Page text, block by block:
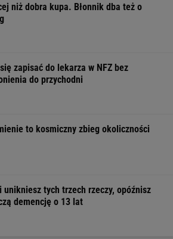
niż dobra kupa. Błonnik dba też o
zapisać do lekarza w NFZ bez
do przychodni
to kosmiczny zbieg okoliczności
unikniesz tych trzech rzeczy, opóźnisz
demencję o 13 lat